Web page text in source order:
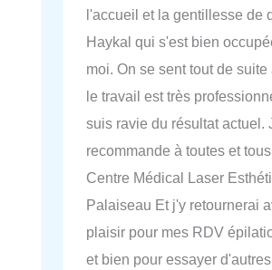
l'accueil et la gentillesse de
Haykal qui s'est bien
moi. On se sent tout de suite
le travail est très
suis ravie du résultat actuel.
recommande à toutes et
Centre Médical Laser
Palaiseau Et j'y retournerai
plaisir pour mes RDV
et bien pour essayer